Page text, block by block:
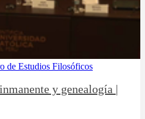
de Estudios Filosóficos
y genealogía |